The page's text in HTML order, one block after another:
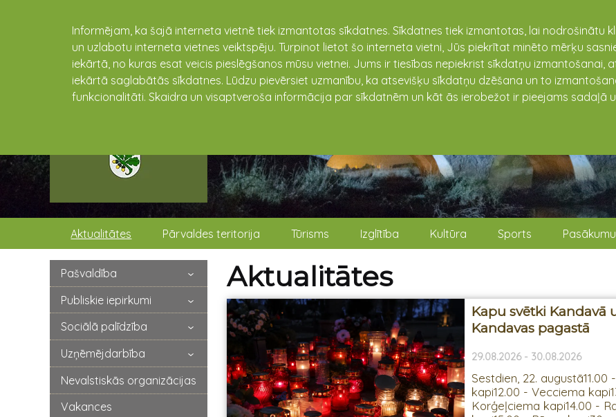
Informējam, ka šajā interneta vietnē tiek izmantotas sīkdatnes. Sīkdatnes tiek izmantotas, lai nodrošinātu
un uzlabotu interneta vietnes veiktspēju. Turpinot lietot šo interneta vietni, Jūs piekrītat minēto mērķu
iekārtā, no kuras esat veicis pieslēgšanos mūsu vietnei. Jums ir tiesības nepiekrist sīkdatņu
iekārtā saglabātās sīkdatnes. Lūdzu pievērsiet uzmanību, ka atsevišķu sīkdatņu dzēšana un to
funkcionalitāti. Skaidra un visaptveroša informācija par sīkdatnēm un kāt ās ierobežot ir pieejams sadaļā
Aktualitātes Pārvaldes teritorija Tūrisms Izglītība Kultūra Sports
Pašvaldība
Publiskie iepirkumi
Sociālā palīdzība
Uzņēmējdarbība
Nevalstiskās organizācijas
Vakances
Aktualitātes
Kapu svētki Kandavā
Kandavas pagastā
29.08.2026 - 30.08.2026
Sestdien, 22. augustā11.00
kapi12.00 - Vecciema
Korģeļciema kapi14.00 -